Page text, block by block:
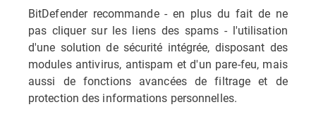
BitDefender recommande - en plus du fait de ne
pas cliquer sur les liens des spams - l'utilisation
d'une solution de sécurité intégrée, disposant des
modules antivirus, antispam et d'un pare-feu, mais
aussi de fonctions avancées de filtrage et de
protection des informations personnelles.